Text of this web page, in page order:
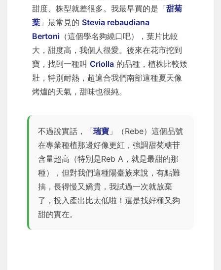
甜度、株型就差很多。我最早買的是「甜菊
葉 」最常見的 Stevia rebaudiana
Bertoni （這個學名夠繞口吧），葉片比較
大，甜度高，我個人很愛。後來在花市挖到
寶，找到一種叫 Criolla 的品種，植株比較矮
壯，特別耐熱，超適合我們南部這種夏天像
烤爐的天氣，甜味也很純。
不過說實話，「瑞寶 」（Rebe）這個品號
在專業種植那邊好像更紅，強調甜菊糖苷
含量超高（特別是Reb A，就是最甜的那
種），但對我們這種陽臺族來說，有點難
搞，長得慢又嬌貴，我試過一次就放棄
了，投入產出比太低啦！還是找好種又夠
甜的實在。